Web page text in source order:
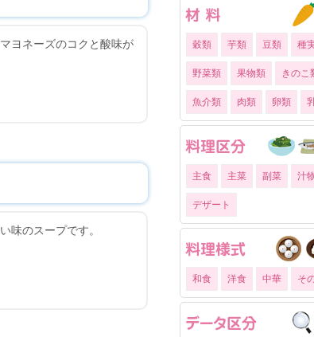
ヨネーズのコクと酸味が
味のスープです。
穀類 芋類 豆類 種
野菜類 果物類 きのこ
魚介類 肉類 卵類
主食 主菜 副菜 汁
デザート
和食 洋食 中華 そ